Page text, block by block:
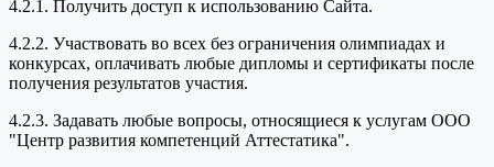
4.2.1. Получить доступ к использованию Сайта.
4.2.2. Участвовать во всех без ограничения олимпиадах и
конкурсах, оплачивать любые дипломы и сертификаты после
получения результатов участия.
4.2.3. Задавать любые вопросы, относящиеся к услугам ООО
"Центр развития компетенций Аттестатика".